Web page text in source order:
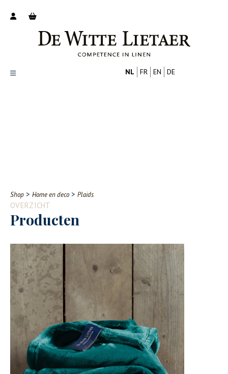
Contact
NL FR EN DE
Shop > Home en deco > Plaids
OVERZICHT
Producten